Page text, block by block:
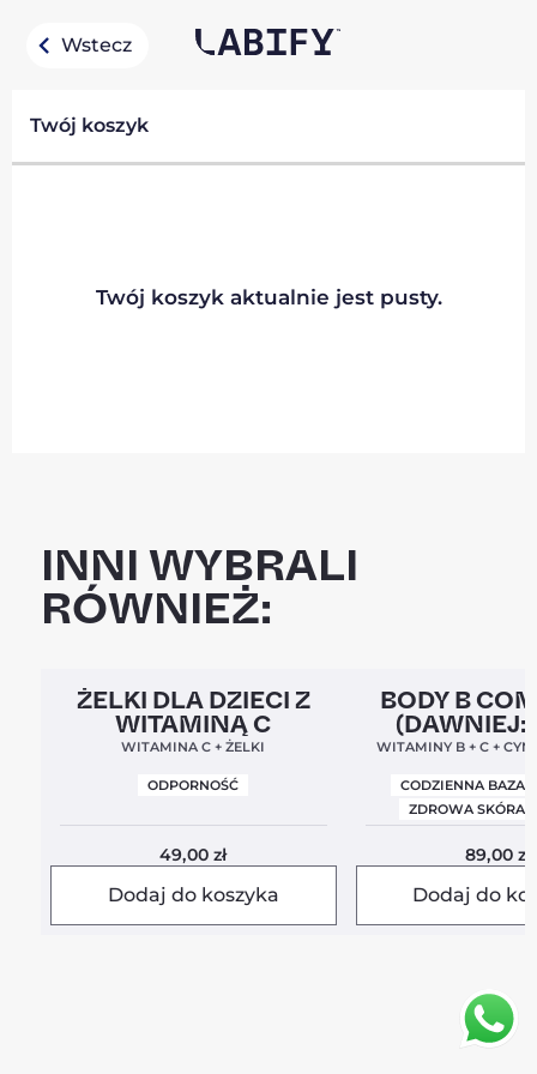
Wstecz
Twój koszyk
Twój koszyk aktualnie jest pusty.
INNI WYBRALI
RÓWNIEŻ:
Clean Label 5,0
ŻELKI DLA DZIECI Z
WITAMINĄ C
WITAMINA C + ŻELKI
ODPORNOŚĆ
49,00zł
Dodaj do koszyka
Clean Label Nowa
BODY B
(DAWNIEJ:
WITAMINY B + C +
CODZIENNA BAZA
ZDROWA SKÓRA I
89,00zł
Dodaj do